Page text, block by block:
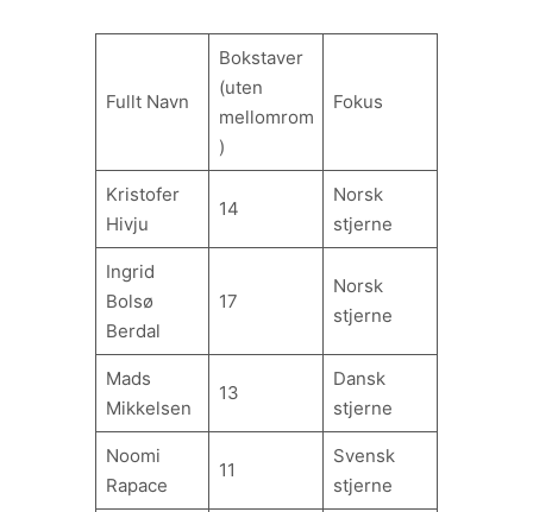
Fullt Navn
Bokstaver
(uten
mellomrom
)
Fokus
Kristofer
Hivju
14
Norsk
stjerne
Ingrid
Bolsø
Berdal
17
Norsk
stjerne
Mads
Mikkelsen
13
Dansk
stjerne
Noomi
Rapace
11
Svensk
stjerne